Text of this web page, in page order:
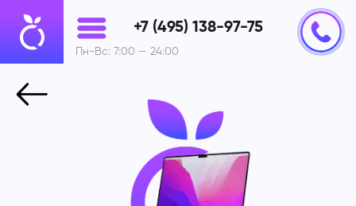
+7 (495) 138-97-75
Пн-Вс: 7:00 — 24:00